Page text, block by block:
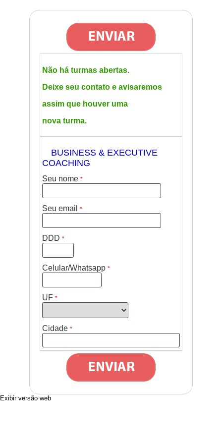
Não há turmas abertas.
Deixe seu contato e avisaremos
assim que houver uma
nova turma.
BUSINESS & EXECUTIVE
COACHING
Seu nome *
Seu email *
DDD *
Celular/Whatsapp *
UF *
Cidade *
Exibir versão web